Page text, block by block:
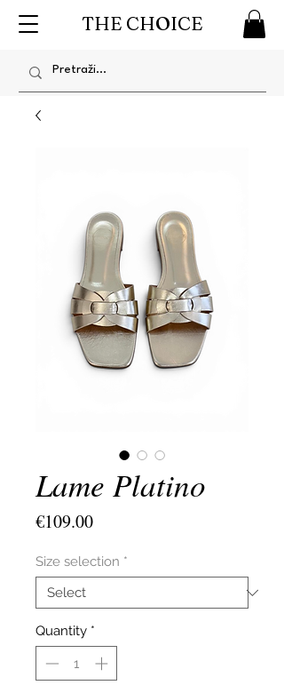
THE CHOICE
Lame Platino
€109.00Price
Size selection *
Quantity *